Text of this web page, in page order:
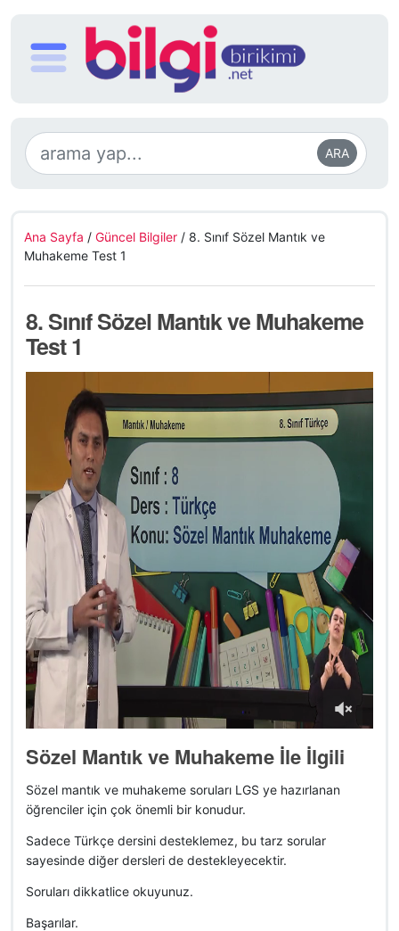
ARA
Ana Sayfa / Güncel Bilgiler / 8. Sınıf Sözel Mantık ve
Muhakeme Test 1
8. Sınıf Sözel Mantık ve Muhakeme
Test 1
Sözel Mantık ve Muhakeme İle İlgili
Sözel mantık ve muhakeme soruları LGS ye hazırlanan
öğrenciler için çok önemli bir konudur.
Sadece Türkçe dersini desteklemez, bu tarz sorular
sayesinde diğer dersleri de destekleyecektir.
Soruları dikkatlice okuyunuz.
Başarılar.